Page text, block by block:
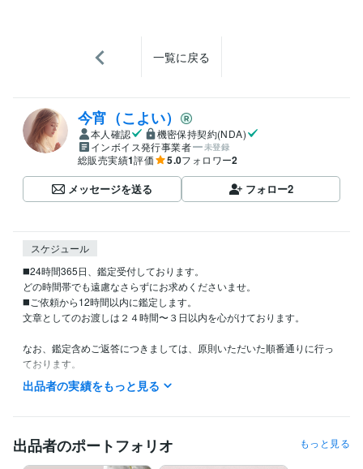
一覧に戻る
今宵（こよい）
本人確認
機密保持契約(NDA)
インボイス発行事業者
未登録
総販売実績1評価 5.0フォロワー2
メッセージを送る フォロー2
スケジュール
◼️24時間365日、鑑定受付しております。
どの時間帯でも遠慮なさらずにお求めくださいませ。
◼️ご依頼から12時間以内に鑑定します。
文章としてのお渡しは２４時間〜３日以内を心がけております。
なお、鑑定含めご返答につきましては、原則いただいた順番通りに行っ
ております。
(※夜分のご依頼に関するご返答は遅くなります)
その為にご返答が遅れる場合がございますが、温かいお心でお待ちいた
経験職種
事務・ビジネスサポート / 秘書 経験年数 : 17年
出品者の実績をもっと見る
出品者のポートフォリオ もっと見る